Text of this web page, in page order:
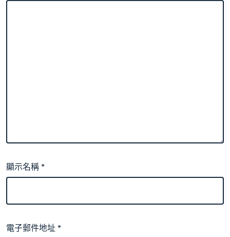
顯示名稱*
電子郵件地址*